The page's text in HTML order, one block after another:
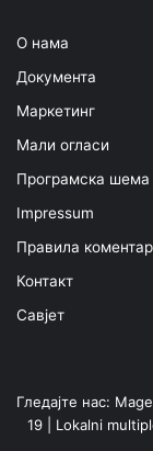
О нама
Документа
Маркетинг
Мали огласи
Програмска шема
Impressum
Правила
Контакт
Савјет
Гледајте нас:
19 | Lokalni